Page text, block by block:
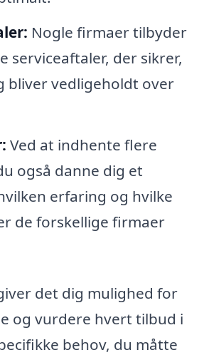
Nogle firmaer tilbyder
serviceaftaler, der sikrer,
bliver vedligeholdt over
Ved at indhente flere
også danne dig et
erfaring og hvilke
de forskellige firmaer
det dig mulighed for
og vurdere hvert tilbud i
behov, du måtte